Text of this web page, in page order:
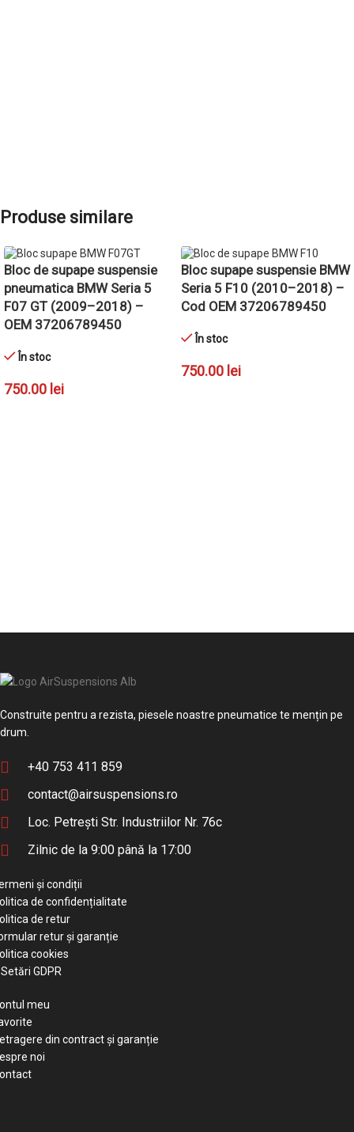
Produse similare
Bloc de supape suspensie
pneumatica BMW Seria 5
F07 GT (2009–2018) –
OEM 37206789450
În stoc
750.00 lei
Bloc supape suspensie BMW
Seria 5 F10 (2010–2018) –
Cod OEM 37206789450
În stoc
750.00 lei
Construite pentru a rezista, piesele noastre pneumatice te mențin pe
drum.
+40 753 411 859
contact@airsuspensions.ro
Loc. Petrești Str. Industriilor Nr. 76c
Zilnic de la 9:00 până la 17:00
și condiții
de confidențialitate
de retur
retur și garanție
cookies
GDPR
meu
din contract și garanție
noi